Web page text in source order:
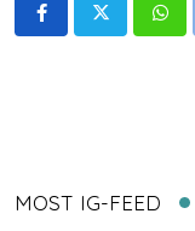
MOST IG-FEED